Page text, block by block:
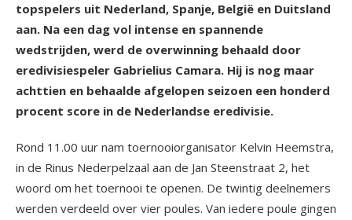
topspelers uit Nederland, Spanje, België en Duitsland
aan. Na een dag vol intense en spannende
wedstrijden, werd de overwinning behaald door
eredivisiespeler Gabrielius Camara. Hij is nog maar
achttien en behaalde afgelopen seizoen een honderd
procent score in de Nederlandse eredivisie.
Rond 11.00 uur nam toernooiorganisator Kelvin Heemstra,
in de Rinus Nederpelzaal aan de Jan Steenstraat 2, het
woord om het toernooi te openen. De twintig deelnemers
werden verdeeld over vier poules. Van iedere poule gingen